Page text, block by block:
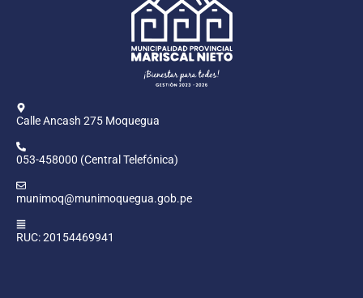
Calle Ancash 275 Moquegua
053-458000 (Central Telefónica)
munimoq@munimoquegua.gob.pe
RUC: 20154469941